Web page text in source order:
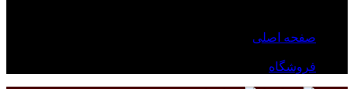
صفحه اصلی
فروشگاه